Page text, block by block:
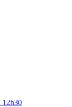
12h30